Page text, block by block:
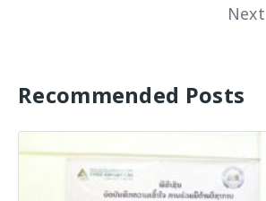
Next
Recommended Posts